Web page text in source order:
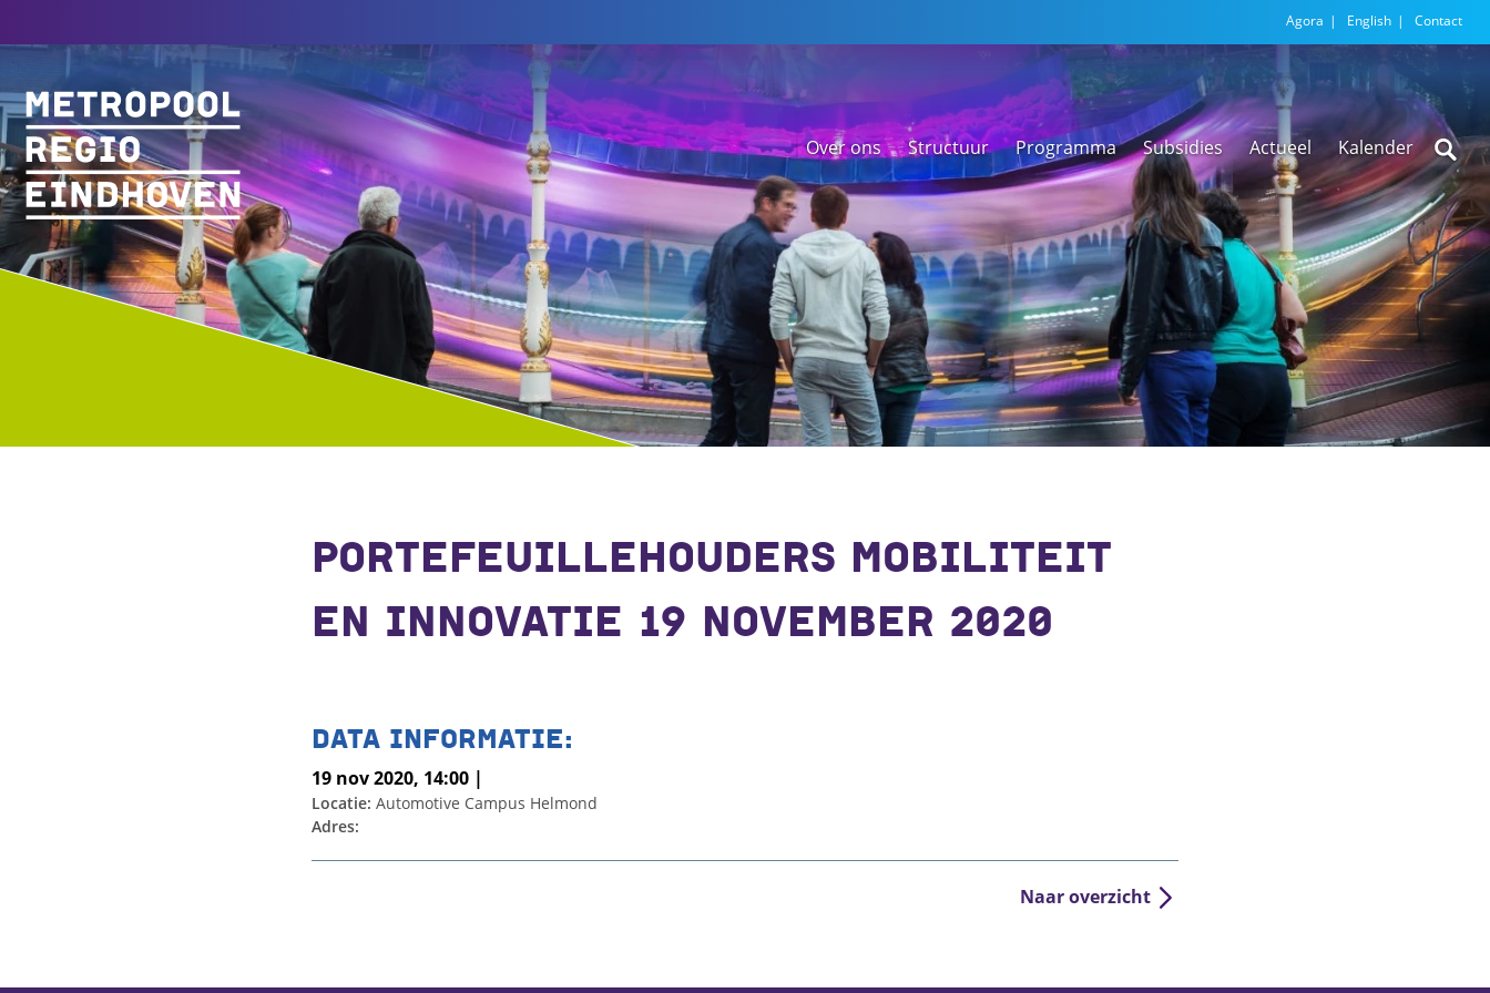
Agora English Contact
Over ons Structuur Programma
Regionale
versnellingstafel
Beethoven Wonen
Subsidies
VEX-regeling
Actueel
Nieuwsarchief
Kalender
PORTEFEUILLEHOUDERS MOBILITEIT
EN INNOVATIE 19 NOVEMBER 2020
DATA INFORMATIE:
19 nov 2020, 14:00 |
Locatie: Automotive Campus Helmond
Adres:
Naar overzicht